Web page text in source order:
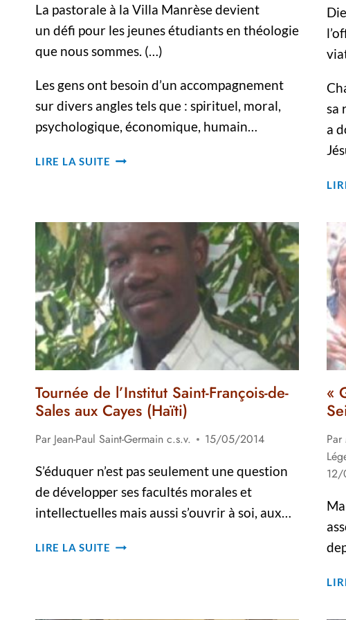
La pastorale à la Villa Manrèse devient
un défi pour les jeunes étudiants en théologie
que nous sommes. (…)
Les gens ont besoin d’un accompagnement
sur divers angles tels que : spirituel, moral,
psychologique, économique, humain…
LIRE LA SUITE RÉFLEXION
À
LA
VILLA
MANRÈSE
sa
a
Tournée de l’Institut Saint-François-de-
Sales aux Cayes (Haïti)
Par Jean-Paul Saint-Germain c.s.v.
15/05/2014
S’éduquer n’est pas seulement une question
de développer ses facultés morales et
intellectuelles mais aussi s’ouvrir à soi, aux…
LIRE LA SUITE TOURNÉE
«
Par